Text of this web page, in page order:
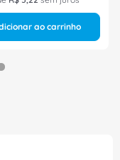
ao carrinho